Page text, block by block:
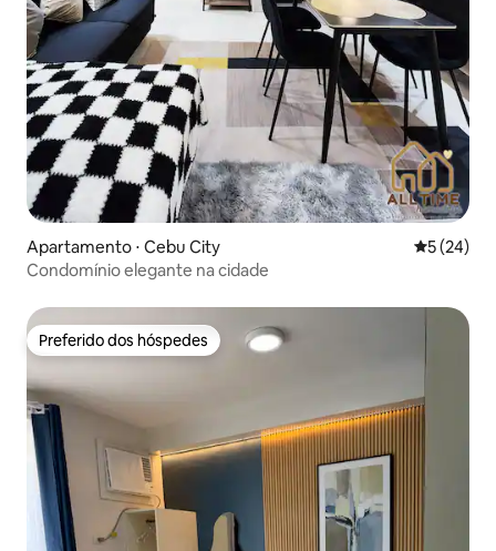
Apartamento ⋅ Cebu City 5 de uma
5 (24)
Condomínio elegante na cidade
Preferido dos hóspedes
Preferido dos hóspedes